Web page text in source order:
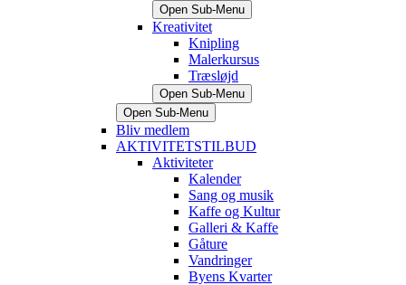
Open Sub-Menu
Kreativitet
Knipling
Malerkursus
Træsløjd
Open Sub-Menu
Open Sub-Menu
Bliv medlem
AKTIVITETSTILBUD
Aktiviteter
Kalender
Sang og musik
Kaffe og Kultur
Galleri & Kaffe
Gåture
Vandringer
Byens Kvarter